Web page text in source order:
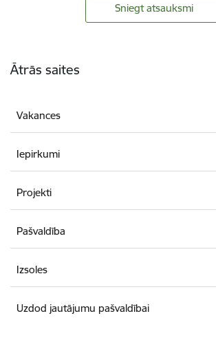
Sniegt atsauksmi
Ātrās saites
Vakances
Iepirkumi
Projekti
Pašvaldība
Izsoles
Uzdod jautājumu pašvaldībai